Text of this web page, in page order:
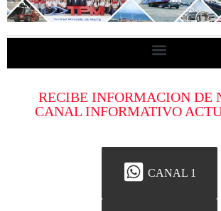
RECIBE INFORMACION DE
CANAL INFORMATIVO
CANAL 1